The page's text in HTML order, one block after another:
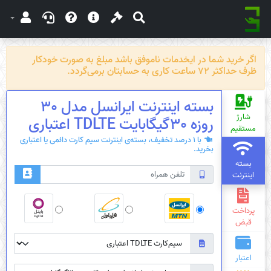
اگر خرید شما در ایخدمات ناموفق باشد مبلغ به صورت خودکار
ظرف حداکثر 72 ساعت کاری به حسابتان برمی‌گردد.
شارژ
مستقیم
بسته
اینترنت
پرداخت
قبض
اعتبار
بسته اینترنت ایرانسل مدل 30
روزه 30گیگابایت TDLTE اعتباری
با 1 درصد تخفیف، بسته‌ی اینترنت سیم کارت دائمی یا اعتباری
بخرید.